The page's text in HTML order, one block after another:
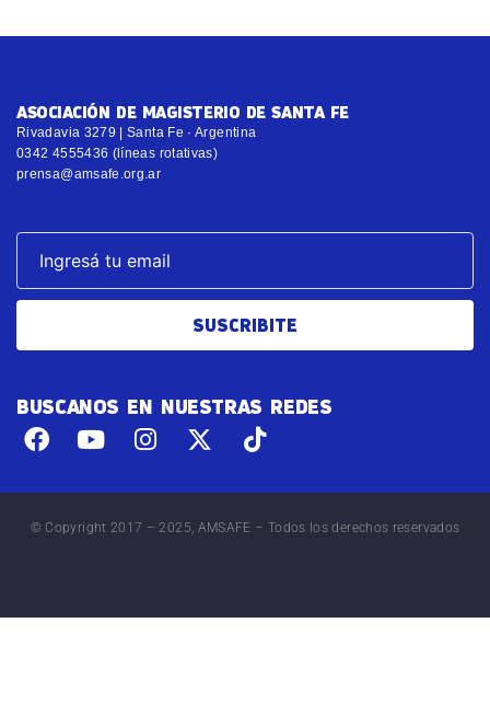
ASOCIACIÓN DE MAGISTERIO DE SANTA FE
Rivadavia 3279 | Santa Fe · Argentina
0342 4555436 (líneas rotativas)
prensa@amsafe.org.ar
SUSCRIBITE
BUSCANOS EN NUESTRAS REDES
© Copyright 2017 – 2025, AMSAFE – Todos los derechos reservados